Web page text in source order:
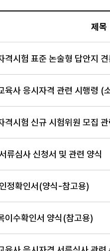
제목
격시험 표준 논술형 답안지
육사 응시자격 관련 시행령 (
격시험 신규 시험위원 모집
류심사 신청서 및 관련 양식
정확인서(양식-참고용)
이수확인서 양식(참고용)